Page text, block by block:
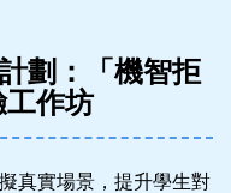
劃：「機智拒
作坊
真實場景，提升學生對